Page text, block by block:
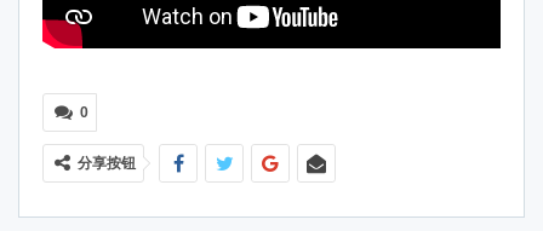
0
分享按钮